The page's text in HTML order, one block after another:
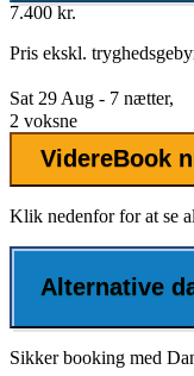
7.400 kr.
Pris ekskl.
Sat 29 Aug - 7 nætter,
2 voksne
VidereBook
Klik nedenfor for at se
Alternative
Sikker booking med